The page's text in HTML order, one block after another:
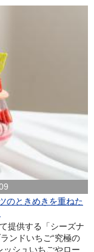
のときめきを重ねた
提供する「シーズナ
ンドいちご“究極の
ッシュいちごやロー